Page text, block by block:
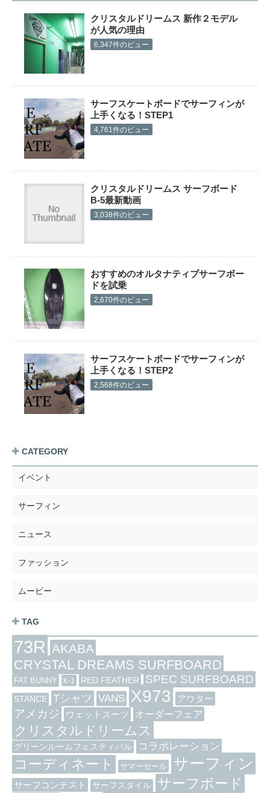
クリスタルドリームス 新作２モデル
が人気の理由
6,347件のビュー
サーフスケートボードでサーフィンが
上手くなる！STEP1
4,761件のビュー
クリスタルドリームス サーフボード
B-5最新動画
3,038件のビュー
おすすめのオルタナティブサーフボー
ドを試乗
2,670件のビュー
サーフスケートボードでサーフィンが
上手くなる！STEP2
2,568件のビュー
CATEGORY
イベント
サーフィン
ニュース
ファッション
ムービー
TAG
73R AKABA
CRYSTAL DREAMS SURFBOARD
FAT BUNNY K-1 RED FEATHER SPEC SURFBOARD
STANCE Tシャツ VANS X973 アウター
アメカジ ウェットスーツ オーダーフェア
クリスタルドリームス
グリーンルームフェスティバル コラボレーション
コーディネート サマーセール サーフィン
サーフコンテスト サーフスタイル サーフボード